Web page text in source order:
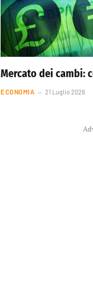
Mercato dei cambi:
ECONOMIA 21 Luglio 2026